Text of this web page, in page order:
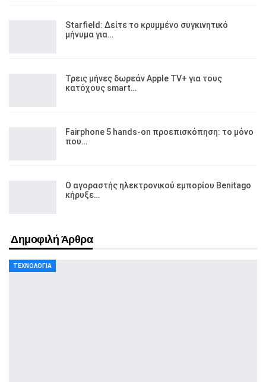
Starfield: Δείτε το κρυμμένο συγκινητικό
μήνυμα για…
Τρεις μήνες δωρεάν Apple TV+ για τους
κατόχους smart…
Fairphone 5 hands-on προεπισκόπηση: το μόνο
που…
Ο αγοραστής ηλεκτρονικού εμπορίου Benitago
κήρυξε…
Δημοφιλή Άρθρα
ΤΕΧΝΟΛΟΓΊΑ